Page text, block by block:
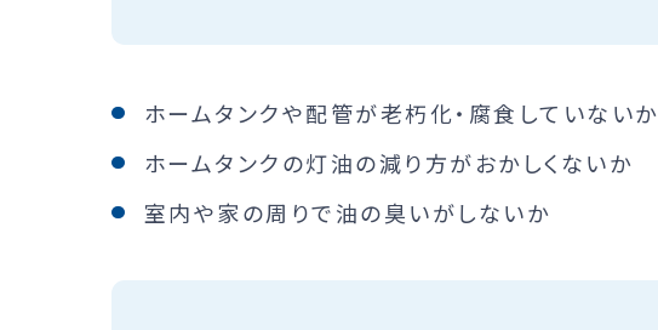
ホームタンクや配管が老朽化・腐食していないか
ホームタンクの灯油の減り方がおかしくないか
室内や家の周りで油の臭いがしないか